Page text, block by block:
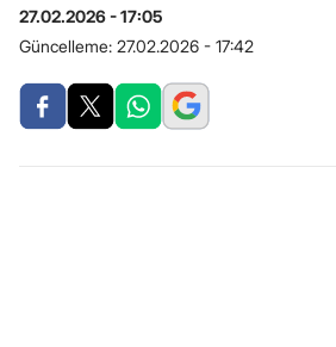
27.02.2026 - 17:05
Güncelleme: 27.02.2026 - 17:42